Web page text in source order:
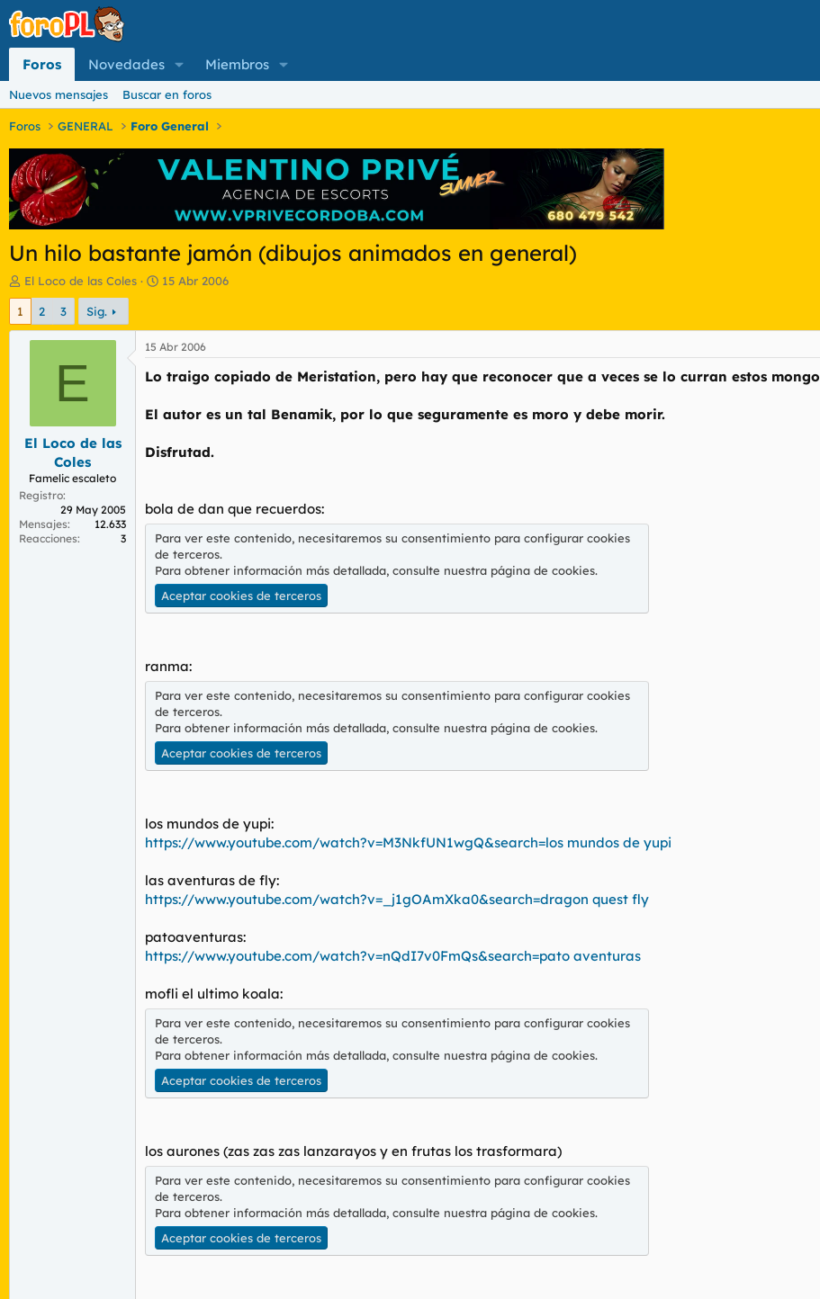
Foros Novedades Miembros
Nuevos mensajes Buscar en foros
Foros GENERAL Foro General
Un hilo bastante jamón (dibujos animados en general)
I
n
c
d
e
e
a
El Loco de las Coles
F
h
a
d
e
n
i
15 Abr 2006
1 2 3 Sig.
E
El Loco de las
Coles
Famelic escaleto
Registro
29 May 2005
Mensajes
12.633
Reacciones
3
15 Abr 2006
Lo traigo copiado de Meristation, pero hay que reconocer que a veces se lo curran estos
El autor es un tal Benamik, por lo que seguramente es moro y debe morir.
Disfrutad.
bola de dan que recuerdos:
Para ver este contenido, necesitaremos su consentimiento para configurar cookies
de terceros.
Para obtener información más detallada, consulte nuestra página de cookies.
Aceptar cookies de terceros
ranma:
Para ver este contenido, necesitaremos su consentimiento para configurar cookies
de terceros.
Para obtener información más detallada, consulte nuestra página de cookies.
Aceptar cookies de terceros
los mundos de yupi:
https://www.youtube.com/watch?v=M3NkfUN1wgQ&search=los mundos de yupi
las aventuras de fly:
https://www.youtube.com/watch?v=_j1gOAmXka0&search=dragon quest fly
patoaventuras:
https://www.youtube.com/watch?v=nQdI7v0FmQs&search=pato aventuras
mofli el ultimo koala:
Para ver este contenido, necesitaremos su consentimiento para configurar cookies
de terceros.
Para obtener información más detallada, consulte nuestra página de cookies.
Aceptar cookies de terceros
los aurones (zas zas zas lanzarayos y en frutas los trasformara)
Para ver este contenido, necesitaremos su consentimiento para configurar cookies
de terceros.
Para obtener información más detallada, consulte nuestra página de cookies.
Aceptar cookies de terceros